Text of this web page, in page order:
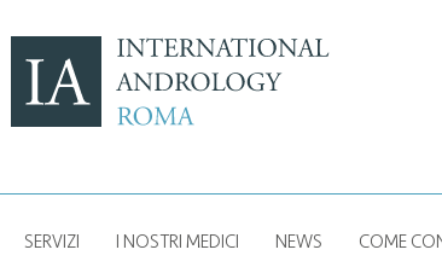
SERVIZI I NOSTRI MEDICI NEWS COME